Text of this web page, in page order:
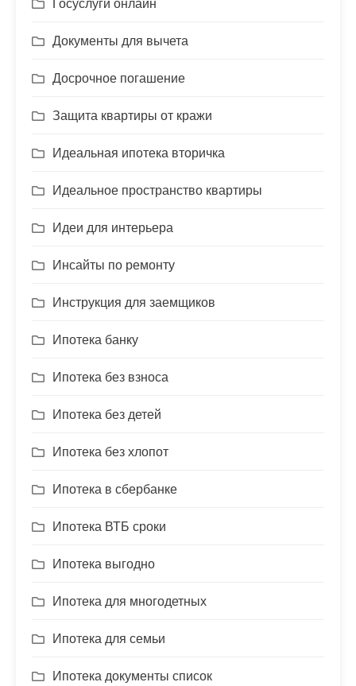
Документы для вычета
Досрочное погашение
Защита квартиры от кражи
Идеальная ипотека вторичка
Идеальное пространство квартиры
Идеи для интерьера
Инсайты по ремонту
Инструкция для заемщиков
Ипотека банку
Ипотека без взноса
Ипотека без детей
Ипотека без хлопот
Ипотека в сбербанке
Ипотека ВТБ сроки
Ипотека выгодно
Ипотека для многодетных
Ипотека для семьи
Ипотека документы список